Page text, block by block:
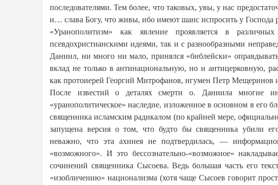
последователями. Тем более, что таковых, увы, у нас
и… слава Богу, что живы, ибо имеют шанс испросить у Господа
«Уранополитизм» как явление проявляется в
псевдохристианскими идеями, так и с разнообразными
Даниил, ни много ни мало, принялся «библейски»
вклад не только в антинациональную, но и антицерковную,
как протоиерей Георгий Митрофанов, игумен Петр Мещеринов
После известий о деталях смерти о. Даниила многие
«уранополитическое» наследие, изложенное в основном в его
священника исламским радикалом (по крайней мере,
запущена версия о том, что будто бы священника убили
неважно, что эта ахинея не подтвердилась, —
«возможного». И это бессознательно-«возможное»
сочинений священника Сысоева. Ведь большая часть его
«изобличению» национализма (хотя чаще Сысоев говорит